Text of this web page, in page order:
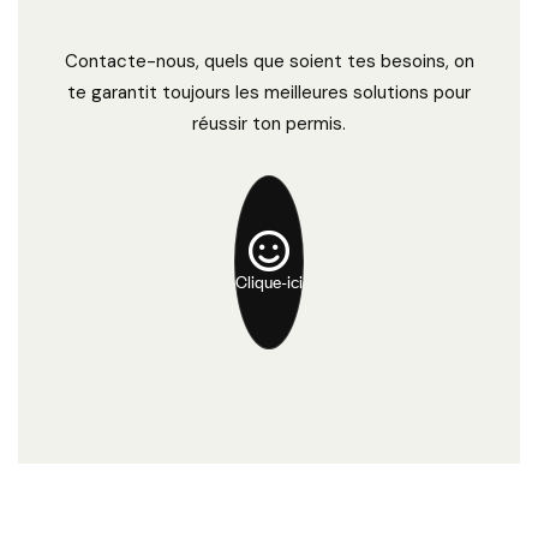
Contacte-nous, quels que soient tes besoins, on
te garantit toujours les meilleures solutions pour
réussir ton permis.
Clique-ici